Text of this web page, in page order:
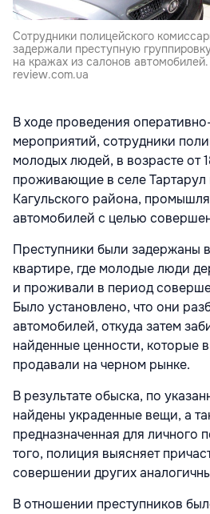
Сотрудники полицейского
задержали преступную
на кражах из салонов
review.com.ua
В ходе проведения
мероприятий, сотрудники
молодых людей, в возрасте от
проживающие в селе
Кагульского района,
автомобилей с целью
Преступники были задержаны
квартире, где молодые люди
и проживали в период
Было установлено, что они
автомобилей, откуда затем
найденные ценности, которые
продавали на черном рынке.
В результате обыска, по
найдены украденные вещи, а
предназначенная для личного
того, полиция выясняет
совершении других
В отношении преступников